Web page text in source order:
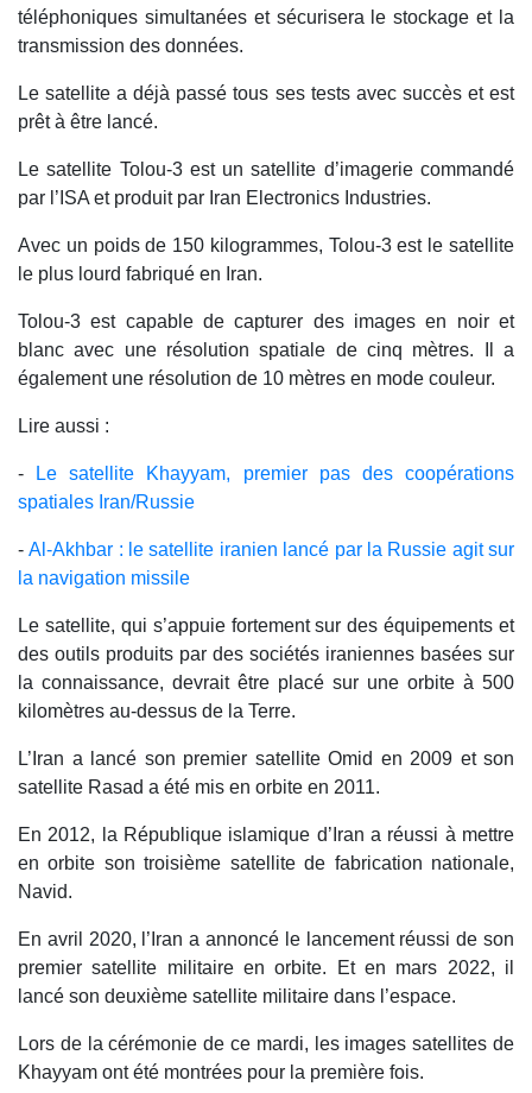
téléphoniques simultanées et sécurisera le stockage et la
transmission des données.
Le satellite a déjà passé tous ses tests avec succès et est
prêt à être lancé.
Le satellite Tolou-3 est un satellite d’imagerie commandé
par l’ISA et produit par Iran Electronics Industries.
Avec un poids de 150 kilogrammes, Tolou-3 est le satellite
le plus lourd fabriqué en Iran.
Tolou-3 est capable de capturer des images en noir et
blanc avec une résolution spatiale de cinq mètres. Il a
également une résolution de 10 mètres en mode couleur.
Lire aussi :
-
Le satellite Khayyam, premier pas des coopérations
spatiales Iran/Russie
-Al-Akhbar : le satellite iranien lancé par la Russie agit sur
la navigation missile
Le satellite, qui s’appuie fortement sur des équipements et
des outils produits par des sociétés iraniennes basées sur
la connaissance, devrait être placé sur une orbite à 500
kilomètres au-dessus de la Terre.
L’Iran a lancé son premier satellite Omid en 2009 et son
satellite Rasad a été mis en orbite en 2011.
En 2012, la République islamique d’Iran a réussi à mettre
en orbite son troisième satellite de fabrication nationale,
Navid.
En avril 2020, l’Iran a annoncé le lancement réussi de son
premier satellite militaire en orbite. Et en mars 2022, il
lancé son deuxième satellite militaire dans l’espace.
Lors de la cérémonie de ce mardi, les images satellites de
Khayyam ont été montrées pour la première fois.